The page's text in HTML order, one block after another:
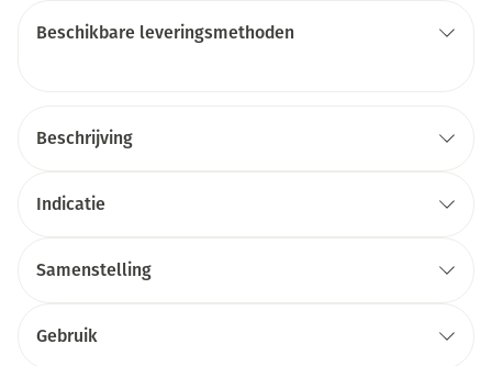
Beschikbare leveringsmethoden
Beschrijving
Indicatie
Samenstelling
Gebruik